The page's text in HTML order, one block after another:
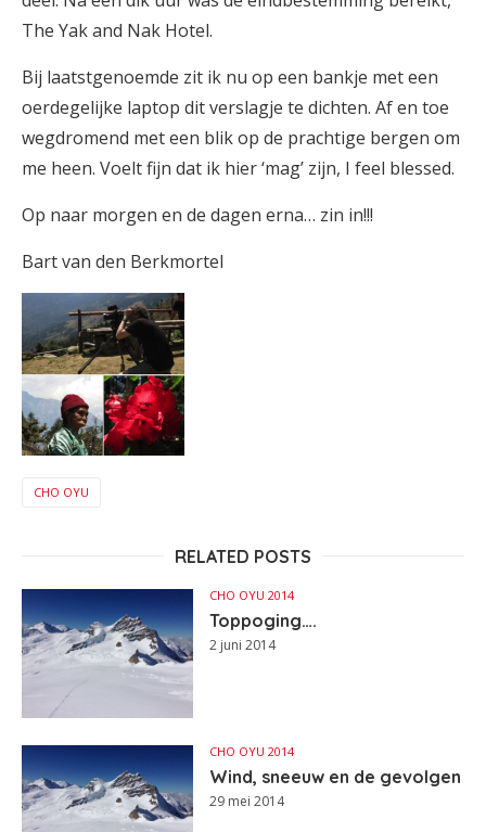
The Yak and Nak Hotel.
Bij laatstgenoemde zit ik nu op een bankje met een
oerdegelijke laptop dit verslagje te dichten. Af en toe
wegdromend met een blik op de prachtige bergen om
me heen. Voelt fijn dat ik hier ‘mag’ zijn, I feel blessed.
Op naar morgen en de dagen erna… zin in!!!
Bart van den Berkmortel
CHO OYU
RELATED POSTS
CHO OYU 2014
Toppoging….
2 juni 2014
CHO OYU 2014
Wind, sneeuw en de gevolgen
29 mei 2014